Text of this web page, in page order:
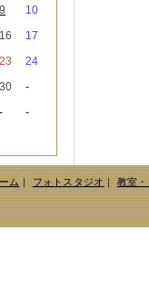
9
10
16
17
23
24
30
-
- -
ム｜ フォトスタジオ｜ 教室